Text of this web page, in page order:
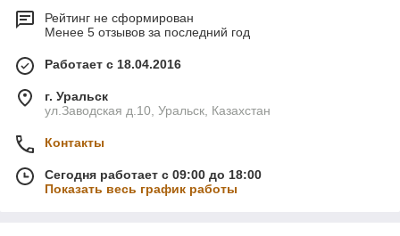
Рейтинг не сформирован
Менее 5 отзывов за последний год
Работает с 18.04.2016
г. Уральск
ул.Заводская д.10, Уральск, Казахстан
Контакты
Сегодня работает с 09:00 до 18:00
Показать весь график работы